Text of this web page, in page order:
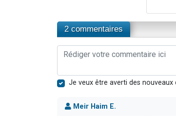
2 commentaires
Je veux être averti des
Meir Haim E.